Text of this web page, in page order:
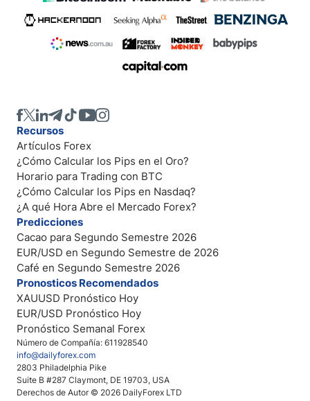
Número de Compañía: 611928540
info@dailyforex.com
2803 Philadelphia Pike
Suite B #287 Claymont, DE 19703, USA
Derechos de Autor © 2026 DailyForex LTD
Recursos
Artículos Forex
¿Cómo Calcular los Pips en el Oro?
Horario para Trading con BTC
¿Cómo Calcular los Pips en Nasdaq?
¿A qué Hora Abre el Mercado Forex?
Predicciones
Cacao para Segundo Semestre 2026
EUR/USD en Segundo Semestre de 2026
Café en Segundo Semestre 2026
Pronosticos Recomendados
XAUUSD Pronóstico Hoy
EUR/USD Pronóstico Hoy
Pronóstico Semanal Forex